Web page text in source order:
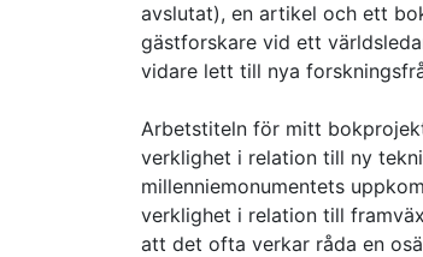
avslutat), en artikel och ett
gästforskare vid ett
vidare lett till nya
Arbetstiteln för mitt
verklighet i relation till ny
millenniemonumentets
verklighet i relation till
att det ofta verkar råda en